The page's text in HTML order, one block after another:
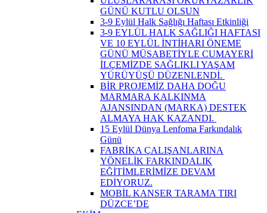
GÜNÜ KUTLU OLSUN
3-9 Eylül Halk Sağlığı Haftası Etkinliği
3-9 EYLÜL HALK SAĞLIĞI HAFTASI
VE 10 EYLÜL İNTİHARI ÖNEME
GÜNÜ MÜSABETİYLE CUMAYERİ
İLÇEMİZDE SAĞLIKLI YAŞAM
YÜRÜYÜŞÜ DÜZENLENDİ. ​
BİR PROJEMİZ DAHA DOĞU
MARMARA KALKINMA
AJANSINDAN (MARKA) DESTEK
ALMAYA HAK KAZANDI. ​
15 Eylül Dünya Lenfoma Farkındalık
Günü
FABRİKA ÇALIŞANLARINA
YÖNELİK FARKINDALIK
EĞİTİMLERİMİZE DEVAM
EDİYORUZ.
MOBİL KANSER TARAMA TIRI
DÜZCE’DE